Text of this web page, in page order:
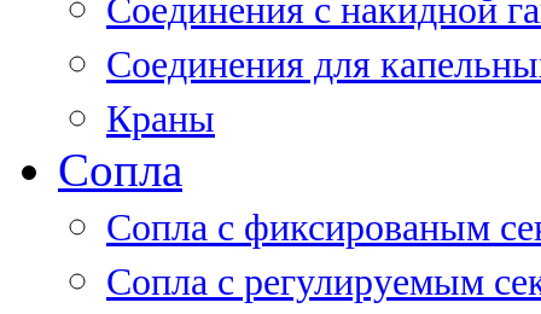
Соединения с накидной
Соединения для
Краны
Сопла
Cопла с фиксированым
Сопла с регулируемым